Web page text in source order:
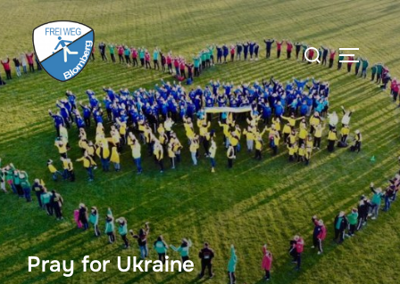
Zum
Inhalt
springen
Suchen
nach:
Pray for Ukraine